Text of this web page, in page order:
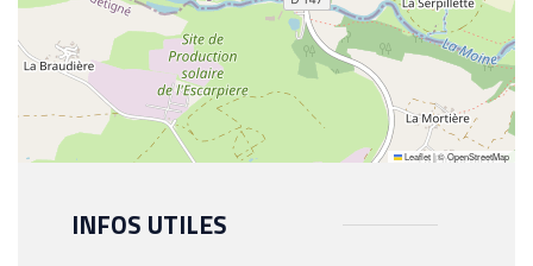
Leaflet|©OpenStreetMap
INFOS UTILES